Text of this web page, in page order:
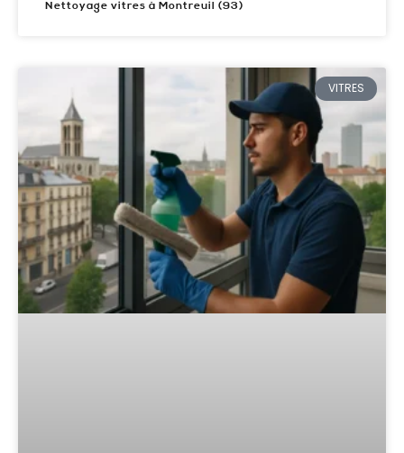
Nettoyage vitres à Montreuil (93)
VITRES